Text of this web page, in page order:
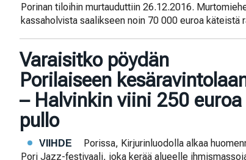
Porinan tiloihin murtauduttiin 26.12.2016.
kassaholvista saalikseen noin 70 000 euroa käteistä
Varaisitko pöydän
Porilaiseen
– Halvinkin viini 250 euroa
pullo
VIIHDE
Porissa, Kirjurinluodolla alkaa
Pori Jazz-festivaali, joka kerää alueelle